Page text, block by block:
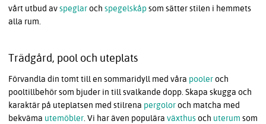
vårt utbud avspeglaroch spegelskåpsom sätter stilen i hemmets
alla rum.
Trädgård, pool och uteplats
Förvandla din tomt till en sommaridyll med våra pooleroch
pooltillbehör som bjuder in till svalkande dopp. Skapa skugga och
karaktär på uteplatsen med stilrena pergoloroch matcha med
bekväma utemöbler. Vi har även populära växthusoch uterum som